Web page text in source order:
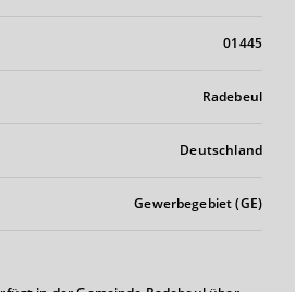
01445
Radebeul
Deutschland
Gewerbegebiet (GE)